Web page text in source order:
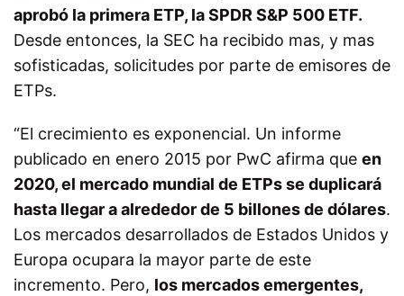
aprobó la primera ETP, la SPDR S&P 500 ETF.
Desde entonces, la SEC ha recibido mas, y mas
sofisticadas, solicitudes por parte de emisores de
ETPs.
“El crecimiento es exponencial. Un informe
publicado en enero 2015 por PwC afirma que en
2020, el mercado mundial de ETPs se duplicará
hasta llegar a alrededor de 5 billones de dólares.
Los mercados desarrollados de Estados Unidos y
Europa ocupara la mayor parte de este
incremento. Pero, los mercados emergentes,